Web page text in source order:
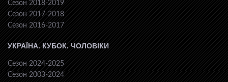
Сезон 2018-2019
Сезон 2017-2018
Сезон 2016-2017
УКРАЇНА. КУБОК. ЧОЛОВІКИ
Сезон 2024-2025
Сезон 2003-2024